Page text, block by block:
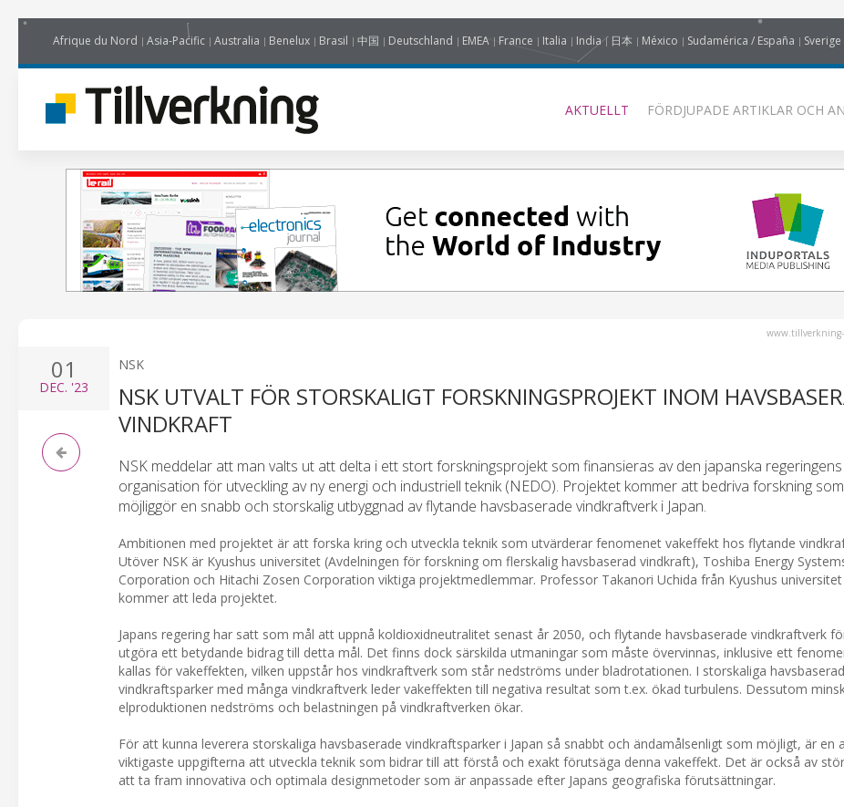
Afrique du Nord Asia-Pacific Australia Benelux Brasil 中国 Deutschland EMEA France Italia India 日本 México Sudamérica / España Sverige
AKTUELLT FÖRDJUPADE ARTIKLAR OCH
www.tillverkning-
01
DEC. '23
NSK
NSK UTVALT FÖR STORSKALIGT FORSKNINGSPROJEKT INOM
VINDKRAFT
NSK meddelar att man valts ut att delta i ett stort forskningsprojekt som finansieras av den japanska regeringens
organisation för utveckling av ny energi och industriell teknik (NEDO). Projektet kommer att bedriva forskning som
möjliggör en snabb och storskalig utbyggnad av flytande havsbaserade vindkraftverk i Japan.
Ambitionen med projektet är att forska kring och utveckla teknik som utvärderar fenomenet vakeffekt hos flytande
Utöver NSK är Kyushus universitet (Avdelningen för forskning om flerskalig havsbaserad vindkraft), Toshiba Energy
Corporation och Hitachi Zosen Corporation viktiga projektmedlemmar. Professor Takanori Uchida från Kyushus universitet
kommer att leda projektet.
Japans regering har satt som mål att uppnå koldioxidneutralitet senast år 2050, och flytande havsbaserade vindkraftverk
utgöra ett betydande bidrag till detta mål. Det finns dock särskilda utmaningar som måste övervinnas, inklusive ett
kallas för vakeffekten, vilken uppstår hos vindkraftverk som står nedströms under bladrotationen. I storskaliga
vindkraftsparker med många vindkraftverk leder vakeffekten till negativa resultat som t.ex. ökad turbulens. Dessutom
elproduktionen nedströms och belastningen på vindkraftverken ökar.
För att kunna leverera storskaliga havsbaserade vindkraftsparker i Japan så snabbt och ändamålsenligt som möjligt, är en
viktigaste uppgifterna att utveckla teknik som bidrar till att förstå och exakt förutsäga denna vakeffekt. Det är också av
att ta fram innovativa och optimala designmetoder som är anpassade efter Japans geografiska förutsättningar.